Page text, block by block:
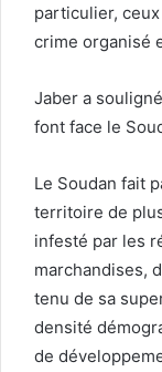
particulier,
crime organisé
Jaber a
font face le
Le Soudan fait
territoire de
infesté par les
marchandises,
tenu de sa
densité
de